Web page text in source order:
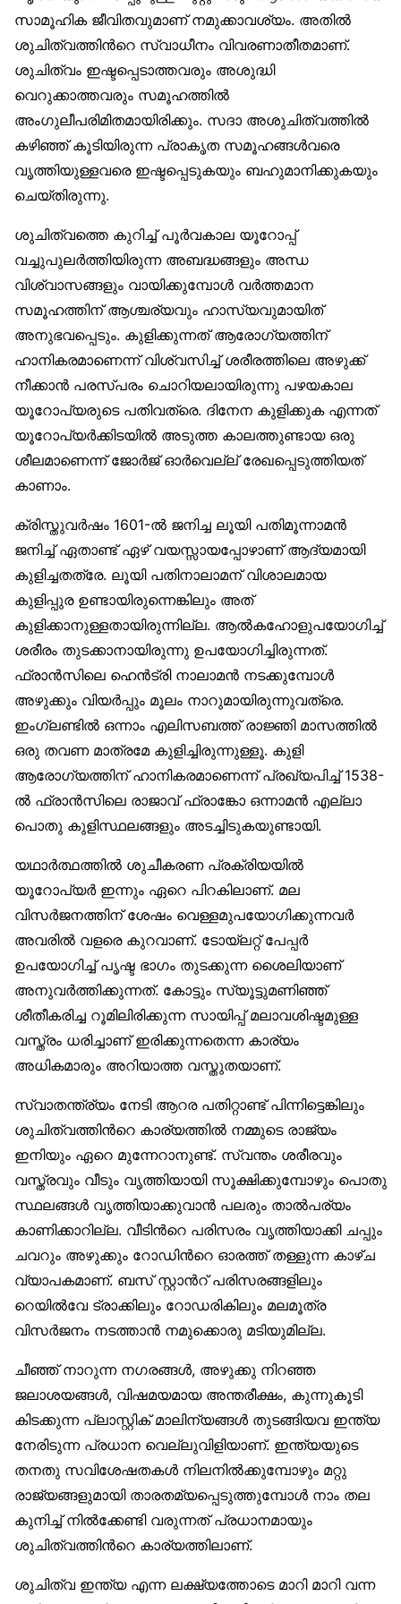
സാമൂഹിക ജീവിതവുമാണ് നമുക്കാവശ്യം. അതില്‍
ശുചിത്വത്തിന്‍റെ സ്വാധീനം വിവരണാതീതമാണ്.
ശുചിത്വം ഇഷ്ടപ്പെടാത്തവരും അശുദ്ധി
വെറുക്കാത്തവരും സമൂഹത്തില്‍
അംഗുലീപരിമിതമായിരിക്കും. സദാ അശുചിത്വത്തില്‍
കഴിഞ്ഞ് കൂടിയിരുന്ന പ്രാകൃത സമൂഹങ്ങള്‍വരെ
വൃത്തിയുള്ളവരെ ഇഷ്ടപ്പെടുകയും ബഹുമാനിക്കുകയും
ചെയ്തിരുന്നു.
ശുചിത്വത്തെ കുറിച്ച് പൂര്‍വകാല യൂറോപ്പ്
വച്ചുപുലര്‍ത്തിയിരുന്ന അബദ്ധങ്ങളും അന്ധ
വിശ്വാസങ്ങളും വായിക്കുമ്പോള്‍ വര്‍ത്തമാന
സമൂഹത്തിന് ആശ്ചര്യവും ഹാസ്യവുമായിത്
അനുഭവപ്പെടും. കുളിക്കുന്നത് ആരോഗ്യത്തിന്
ഹാനികരമാണെന്ന് വിശ്വസിച്ച് ശരീരത്തിലെ അഴുക്ക്
നീക്കാന്‍ പരസ്പരം ചൊറിയലായിരുന്നു പഴയകാല
യൂറോപ്യരുടെ പതിവത്രെ. ദിനേന കുളിക്കുക എന്നത്
യൂറോപ്യര്‍ക്കിടയില്‍ അടുത്ത കാലത്തുണ്ടായ ഒരു
ശീലമാണെന്ന് ജോര്‍ജ് ഓര്‍വെല്ല് രേഖപ്പെടുത്തിയത്
കാണാം.
ക്രിസ്തുവര്‍ഷം 1601-ല്‍ ജനിച്ച ലൂയി പതിമൂന്നാമന്‍
ജനിച്ച് ഏതാണ്ട് ഏഴ് വയസ്സായപ്പോഴാണ് ആദ്യമായി
കുളിച്ചതത്രേ. ലൂയി പതിനാലാമന് വിശാലമായ
കുളിപ്പുര ഉണ്ടായിരുന്നെങ്കിലും അത്
കുളിക്കാനുള്ളതായിരുന്നില്ല. ആല്‍കഹോളുപയോഗിച്ച്
ശരീരം തുടക്കാനായിരുന്നു ഉപയോഗിച്ചിരുന്നത്.
ഫ്രാന്‍സിലെ ഹെന്‍ട്രി നാലാമന്‍ നടക്കുമ്പോള്‍
അഴുക്കും വിയര്‍പ്പും മൂലം നാറുമായിരുന്നുവത്രെ.
ഇംഗ്ലണ്ടില്‍ ഒന്നാം എലിസബത്ത് രാജ്ഞി മാസത്തില്‍
ഒരു തവണ മാത്രമേ കുളിച്ചിരുന്നുള്ളൂ. കുളി
ആരോഗ്യത്തിന് ഹാനികരമാണെന്ന് പ്രഖ്യപിച്ച് 1538-
ല്‍ ഫ്രാന്‍സിലെ രാജാവ് ഫ്രാങ്കോ ഒന്നാമന്‍ എല്ലാ
പൊതു കുളിസ്ഥലങ്ങളും അടച്ചിടുകയുണ്ടായി.
യഥാര്‍ത്ഥത്തില്‍ ശുചീകരണ പ്രക്രിയയില്‍
യൂറോപ്യര്‍ ഇന്നും ഏറെ പിറകിലാണ്. മല
വിസര്‍ജനത്തിന് ശേഷം വെള്ളമുപയോഗിക്കുന്നവര്‍
അവരില്‍ വളരെ കുറവാണ്. ടോയ്ലറ്റ് പേപ്പര്‍
ഉപയോഗിച്ച് പൃഷ്ട ഭാഗം തുടക്കുന്ന ശൈലിയാണ്
അനുവര്‍ത്തിക്കുന്നത്. കോട്ടും സ്യൂട്ടുമണിഞ്ഞ്
ശീതീകരിച്ച റൂമിലിരിക്കുന്ന സായിപ്പ് മലാവശിഷ്ടമുള്ള
വസ്ത്രം ധരിച്ചാണ് ഇരിക്കുന്നതെന്ന കാര്യം
അധികമാരും അറിയാത്ത വസ്തുതയാണ്.
സ്വാതന്ത്ര്യം നേടി ആറര പതിറ്റാണ്ട് പിന്നിട്ടെങ്കിലും
ശുചിത്വത്തിന്‍റെ കാര്യത്തില്‍ നമ്മുടെ രാജ്യം
ഇനിയും ഏറെ മുന്നേറാനുണ്ട്. സ്വന്തം ശരീരവും
വസ്ത്രവും വീടും വൃത്തിയായി സൂക്ഷിക്കുമ്പോഴും പൊതു
സ്ഥലങ്ങള്‍ വൃത്തിയാക്കുവാന്‍ പലരും താല്‍പര്യം
കാണിക്കാറില്ല. വീടിന്‍റെ പരിസരം വൃത്തിയാക്കി ചപ്പും
ചവറും അഴുക്കും റോഡിന്‍റെ ഓരത്ത് തള്ളുന്ന കാഴ്ച
വ്യാപകമാണ്. ബസ് സ്റ്റാന്‍റ് പരിസരങ്ങളിലും
റെയില്‍വേ ട്രാക്കിലും റോഡരികിലും മലമൂത്ര
വിസര്‍ജനം നടത്താന്‍ നമുക്കൊരു മടിയുമില്ല.
ചീഞ്ഞ് നാറുന്ന നഗരങ്ങള്‍, അഴുക്കു നിറഞ്ഞ
ജലാശയങ്ങള്‍, വിഷമയമായ അന്തരീക്ഷം, കുന്നുകൂടി
കിടക്കുന്ന പ്ലാസ്റ്റിക് മാലിന്യങ്ങള്‍ തുടങ്ങിയവ ഇന്ത്യ
നേരിടുന്ന പ്രധാന വെല്ലുവിളിയാണ്. ഇന്ത്യയുടെ
തനതു സവിശേഷതകള്‍ നിലനില്‍ക്കുമ്പോഴും മറ്റു
രാജ്യങ്ങളുമായി താരതമ്യപ്പെടുത്തുമ്പോള്‍ നാം തല
കുനിച്ച് നില്‍ക്കേണ്ടി വരുന്നത് പ്രധാനമായും
ശുചിത്വത്തിന്‍റെ കാര്യത്തിലാണ്.
ശുചിത്വ ഇന്ത്യ എന്ന ലക്ഷ്യത്തോടെ മാറി മാറി വന്ന